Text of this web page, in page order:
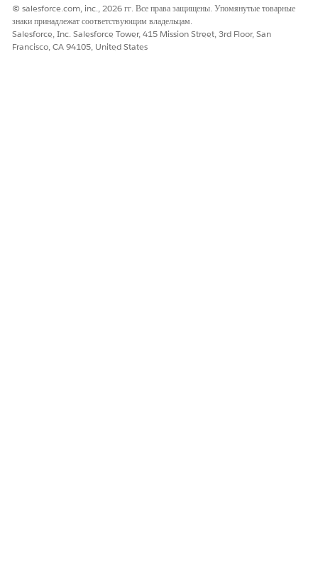
© salesforce.com, inc., 2026 гг. Все права защищены. Упомянутые товарные
знаки принадлежат соответствующим владельцам.
Salesforce, Inc. Salesforce Tower, 415 Mission Street, 3rd Floor, San
Francisco, CA 94105, United States